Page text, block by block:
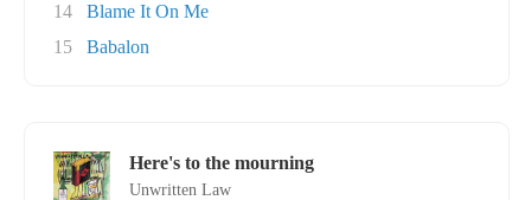
14
Blame It On Me
15
Babalon
Here's to the mourning
Unwritten Law